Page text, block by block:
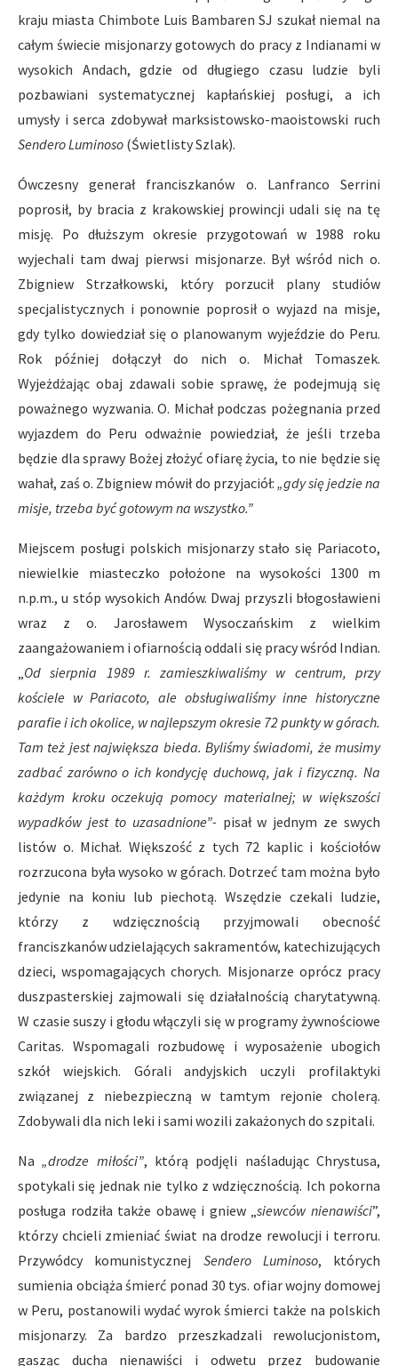
kraju miasta Chimbote Luis Bambaren SJ szukał niemal na
całym świecie misjonarzy gotowych do pracy z Indianami w
wysokich Andach, gdzie od długiego czasu ludzie byli
pozbawiani systematycznej kapłańskiej posługi, a ich
umysły i serca zdobywał marksistowsko-maoistowski ruch
Sendero Luminoso (Świetlisty Szlak).
Ówczesny generał franciszkanów o. Lanfranco Serrini
poprosił, by bracia z krakowskiej prowincji udali się na tę
misję. Po dłuższym okresie przygotowań w 1988 roku
wyjechali tam dwaj pierwsi misjonarze. Był wśród nich o.
Zbigniew Strzałkowski, który porzucił plany studiów
specjalistycznych i ponownie poprosił o wyjazd na misje,
gdy tylko dowiedział się o planowanym wyjeździe do Peru.
Rok później dołączył do nich o. Michał Tomaszek.
Wyjeżdżając obaj zdawali sobie sprawę, że podejmują się
poważnego wyzwania. O. Michał podczas pożegnania przed
wyjazdem do Peru odważnie powiedział, że jeśli trzeba
będzie dla sprawy Bożej złożyć ofiarę życia, to nie będzie się
wahał, zaś o. Zbigniew mówił do przyjaciół: „gdy się jedzie na
misje, trzeba byćgotowym na wszystko.”
Miejscem posługi polskich misjonarzy stało się Pariacoto,
niewielkie miasteczko położone na wysokości 1300 m
n.p.m., u stóp wysokich Andów. Dwaj przyszli błogosławieni
wraz z o. Jarosławem Wysoczańskim z wielkim
zaangażowaniem i ofiarnością oddali się pracy wśród Indian.
„Od sierpnia 1989 r. zamieszkiwaliśmy w centrum, przy
kościele w Pariacoto, ale obsługiwaliśmy inne historyczne
parafie i ich okolice, w najlepszym okresie 72 punkty w górach.
Tam też jest największa bieda. Byliśmyświadomi, że musimy
zadbaćzarówno o ich kondycję duchową, jak i fizyczną. Na
każdym kroku oczekują pomocy materialnej; w większości
wypadków jest to uzasadnione”- pisał w jednym ze swych
listów o. Michał. Większość z tych 72 kaplic i kościołów
rozrzucona była wysoko w górach. Dotrzeć tam można było
jedynie na koniu lub piechotą. Wszędzie czekali ludzie,
którzy z wdzięcznością przyjmowali obecność
franciszkanów udzielających sakramentów, katechizujących
dzieci, wspomagających chorych. Misjonarze oprócz pracy
duszpasterskiej zajmowali się działalnością charytatywną.
W czasie suszy i głodu włączyli się w programy żywnościowe
Caritas. Wspomagali rozbudowę i wyposażenie ubogich
szkół wiejskich. Górali andyjskich uczyli profilaktyki
związanej z niebezpieczną w tamtym rejonie cholerą.
Zdobywali dla nich leki i sami wozili zakażonych do szpitali.
Na„drodze miłości”, którą podjęli naśladując Chrystusa,
spotykali się jednak nie tylko z wdzięcznością. Ich pokorna
posługa rodziła także obawę i gniew „siewców nienawiści”,
którzy chcieli zmieniać świat na drodze rewolucji i terroru.
Przywódcy komunistycznej Sendero Luminoso, których
sumienia obciąża śmierć ponad 30 tys. ofiar wojny domowej
w Peru, postanowili wydać wyrok śmierci także na polskich
misjonarzy. Za bardzo przeszkadzali rewolucjonistom,
gasząc ducha nienawiści i odwetu przez budowanie